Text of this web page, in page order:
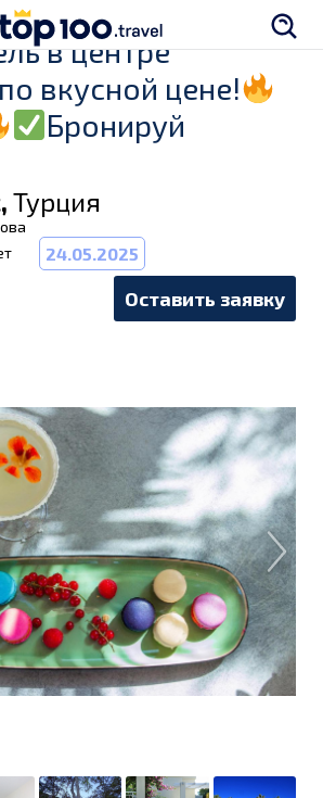
в центре
вкусной цене!
Бронируй
Турция
24.05.2025
Оставить заявку